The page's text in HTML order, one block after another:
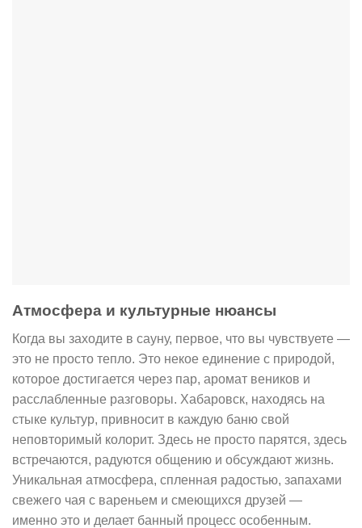
Атмосфера и культурные нюансы
Когда вы заходите в сауну, первое, что вы чувствуете —
это не просто тепло. Это некое единение с природой,
которое достигается через пар, аромат веников и
расслабленные разговоры. Хабаровск, находясь на
стыке культур, привносит в каждую баню свой
неповторимый колорит. Здесь не просто парятся, здесь
встречаются, радуются общению и обсуждают жизнь.
Уникальная атмосфера, спленная радостью, запахами
свежего чая с вареньем и смеющихся друзей —
именно это и делает банный процесс особенным.